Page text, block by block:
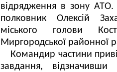
відрядження в зону АТО.
полковник Олексій
міського голови
Миргородської районної
Командир частини
завдання,